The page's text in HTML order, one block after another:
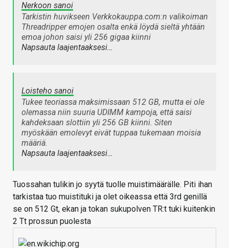
Nerkoon sanoi
Tarkistin huvikseen Verkkokauppa.com:n valikoiman
Threadripper emojen osalta enkä löydä sieltä yhtään
emoa johon saisi yli 256 gigaa kiinni
Napsauta laajentaaksesi…
Loisteho sanoi
Tukee teoriassa maksimissaan 512 GB, mutta ei ole
olemassa niin suuria UDIMM kampoja, että saisi
kahdeksaan slottiin yli 256 GB kiinni. Siten
myöskään emolevyt eivät tuppaa tukemaan moisia
määriä.
Napsauta laajentaaksesi…
Tuossahan tulikin jo syytä tuolle muistimäärälle. Piti ihan
tarkistaa tuo muistituki ja olet oikeassa että 3rd genillä
se on 512 Gt, ekan ja tokan sukupolven TR:t tuki kuitenkin
2 Tt prossun puolesta